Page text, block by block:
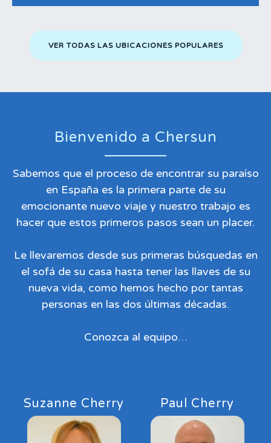
VER TODAS LAS UBICACIONES POPULARES
Bienvenido a Chersun
Sabemos que el proceso de encontrar su paraíso
en España es la primera parte de su
emocionante nuevo viaje y nuestro trabajo es
hacer que estos primeros pasos sean un placer.
Le llevaremos desde sus primeras búsquedas en
el sofá de su casa hasta tener las llaves de su
nueva vida, como hemos hecho por tantas
personas en las dos últimas décadas.
Conozca al equipo…
Suzanne Cherry Paul Cherry